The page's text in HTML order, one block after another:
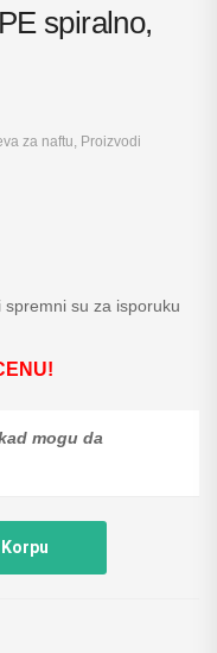
spiralno,
za naftu, Proizvodi
su za isporuku
mogu da